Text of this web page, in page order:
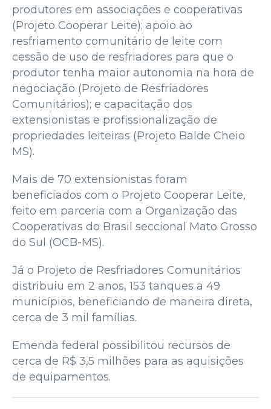
produtores em associações e cooperativas
(Projeto Cooperar Leite); apoio ao
resfriamento comunitário de leite com
cessão de uso de resfriadores para que o
produtor tenha maior autonomia na hora de
negociação (Projeto de Resfriadores
Comunitários); e capacitação dos
extensionistas e profissionalização de
propriedades leiteiras (Projeto Balde Cheio
MS).
Mais de 70 extensionistas foram
beneficiados com o Projeto Cooperar Leite,
feito em parceria com a Organização das
Cooperativas do Brasil seccional Mato Grosso
do Sul (OCB-MS).
Já o Projeto de Resfriadores Comunitários
distribuiu em 2 anos, 153 tanques a 49
municípios, beneficiando de maneira direta,
cerca de 3 mil famílias.
Emenda federal possibilitou recursos de
cerca de R$ 3,5 milhões para as aquisições
de equipamentos.